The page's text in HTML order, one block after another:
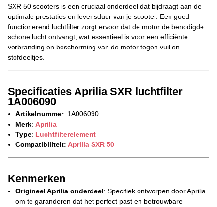
SXR 50 scooters is een cruciaal onderdeel dat bijdraagt aan de
optimale prestaties en levensduur van je scooter. Een goed
functionerend luchtfilter zorgt ervoor dat de motor de benodigde
schone lucht ontvangt, wat essentieel is voor een efficiënte
verbranding en bescherming van de motor tegen vuil en
stofdeeltjes.
Specificaties Aprilia SXR luchtfilter
1A006090
Artikelnummer: 1A006090
Merk: Aprilia
Type: Luchtfilterelement
Compatibiliteit: Aprilia SXR 50
Kenmerken
Origineel Aprilia onderdeel: Specifiek ontworpen door Aprilia
om te garanderen dat het perfect past en betrouwbare